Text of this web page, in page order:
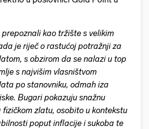
kao tržište s velikim
je riječ o rastućoj potražnji za
s obzirom da se nalazi u top
s najvišim vlasništvom
po stanovniku, odmah iza
Bugari pokazuju snažnu
zlatu, osobito u kontekstu
poput inflacije i sukoba te